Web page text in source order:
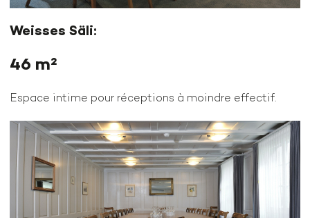
Weisses Säli:
46 m²
Espace intime pour réceptions à moindre effectif.